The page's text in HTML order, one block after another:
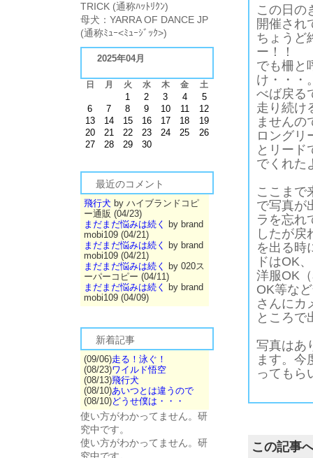
TRICK (通称ﾊｯﾄﾘｸﾝ)
母犬：YARRA OF DANCE JP
(通称ﾐｭｰ<ﾐｭｰｼﾞｯｸ>)
2025年04月
日 月 火 水 木 金 土
1 2 3 4
5
6
7 8 9 10 11
12
13
14 15 16 17 18
19
20
21 22 23 24 25
26
27
28 29 30
最近のコメント
飛行犬 by ハイブランドコピ
ー通販 (04/23)
まだまだ悩みは続く
by brand
mobi109 (04/21)
まだまだ悩みは続く
by brand
mobi109 (04/21)
まだまだ悩みは続く
by 020ス
ーパーコピー (04/11)
まだまだ悩みは続く
by brand
mobi109 (04/09)
新着記事
(09/06)走る！泳ぐ！
(08/23)ワイルド悟空
(08/13)飛行犬
(08/10)あいつとは違うので
(08/10)どうせ僕は・・・
使い方がわかってません。研
究中です。
使い方がわかってません。研
この日の
開催され
ちょうど
ー！！
でも柵と
け・・・
べば戻る
走り続け
ませんの
ロングリ
とリード
でくれた
ここまで
で写真が
ラを忘れ
したが戻
を出る時
ドはOK
洋服OK
OK等な
さんにカ
ところで
写真はあ
ます。今
ってもら
この記事